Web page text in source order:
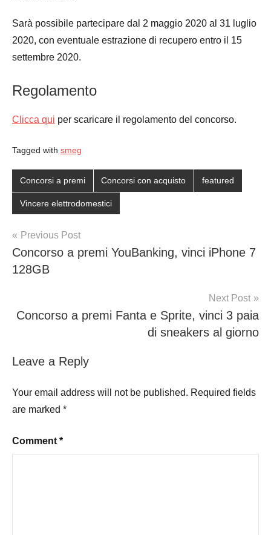
Sarà possibile partecipare dal 2 maggio 2020 al 31 luglio
2020, con eventuale estrazione di recupero entro il 15
settembre 2020.
Regolamento
Clicca qui per scaricare il regolamento del concorso.
Tagged with smeg
Concorsi a premi Concorsi con acquisto featured
Vincere elettrodomestici
Post
navigation
Previous Post
Concorso a premi YouBanking, vinci iPhone 7
128GB
Next Post
Concorso a premi Fanta e Sprite, vinci 3 paia
di sneakers al giorno
Leave a Reply
Your email address will not be published. Required fields
are marked *
Comment *